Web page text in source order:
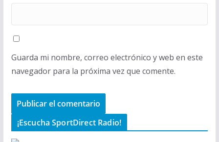
Guarda mi nombre, correo electrónico y web en este
navegador para la próxima vez que comente.
¡Escucha SportDirect Radio!